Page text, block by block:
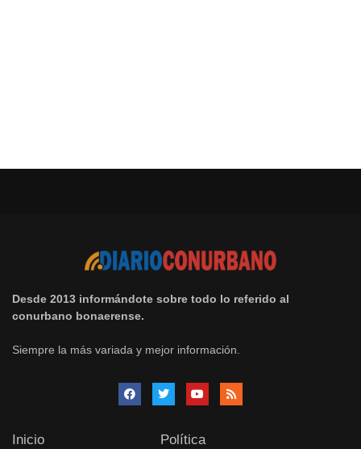
Desde 2013 informándote sobre todo lo referido al
conurbano bonaerense.
Siempre la más variada y mejor información.
Inicio
Política